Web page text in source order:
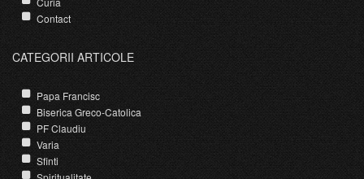
Contact
CATEGORII ARTICOLE
Papa Francisc
Biserica Greco-Catolica
PF Claudiu
Varia
Sfinti